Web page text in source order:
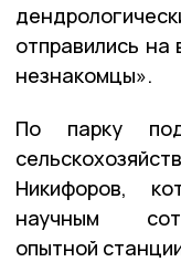
отправились на
незнакомцы».
По парку
Никифоров,
научным
опытной